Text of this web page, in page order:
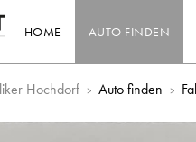
HOME AUTO FINDEN
Hochdorf Auto finden